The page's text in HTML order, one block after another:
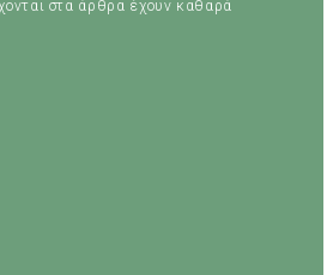
στα άρθρα έχουν καθαρά